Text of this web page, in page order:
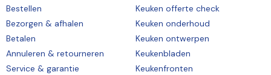
Bestellen
Bezorgen & afhalen
Betalen
Annuleren & retourneren
Service & garantie
Keuken offerte check
Keuken onderhoud
Keuken ontwerpen
Keukenbladen
Keukenfronten